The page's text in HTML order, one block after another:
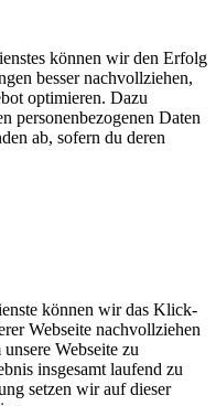
können wir den Erfolg
besser nachvollziehen,
optimieren. Dazu
personenbezogenen Daten
ab, sofern du deren
können wir das Klick-
Webseite nachvollziehen
Webseite zu
insgesamt laufend zu
setzen wir auf dieser